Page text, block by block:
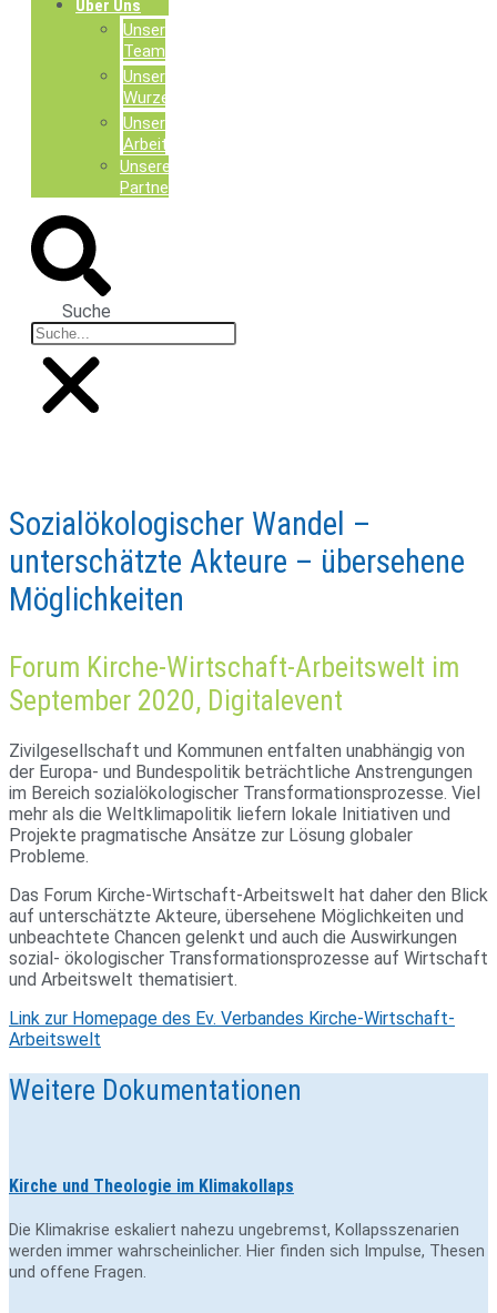
Über Uns
Unser
Team
Unsere
Wurzeln
Unsere
Arbeit
Unsere
Partner
Suche
Sozialökologischer Wandel –
unterschätzte Akteure – übersehene
Möglichkeiten
Forum Kirche-Wirtschaft-Arbeitswelt im
September 2020, Digitalevent
Zivil­ge­sell­schaft und Kom­munen ent­falten unab­hängig von
der Europa- und Bun­des­po­litik beträcht­liche Anstren­gungen
im Bereich sozi­al­öko­lo­gi­scher Trans­for­ma­ti­ons­pro­zesse. Viel
mehr als die Welt­kli­ma­po­litik lie­fern lokale Initia­tiven und
Pro­jekte prag­ma­ti­sche Ansätze zur Lösung glo­baler
Probleme.
Das Forum Kirche-Wirt­schaft-Arbeits­welt hat daher den Blick
auf unter­schätzte Akteure, über­se­hene Mög­lich­keiten und
unbe­ach­tete Chancen gelenkt und auch die Aus­wir­kungen
sozial- öko­lo­gi­scher Trans­for­ma­ti­ons­pro­zesse auf Wirt­schaft
und Arbeits­welt thematisiert.
Link zur Home­page des Ev. Ver­bandes Kirche-Wirtschaft-
Arbeitswelt
Weitere Dokumentationen
Kirche und Theologie im Klimakollaps
Die Klimakrise eskaliert nahezu ungebremst, Kollapsszenarien
werden immer wahrscheinlicher. Hier finden sich Impulse, Thesen
und offene Fragen.